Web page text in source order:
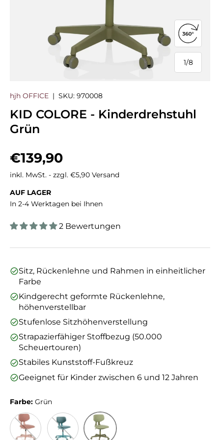
1/
von
8
360°-
hjh OFFICE | SKU: 970008
KID COLORE - Kinderdrehstuhl
Grün
Normaler Preis
€139,90
inkl. MwSt. - zzgl. €5,90 Versand
AUF LAGER
In 2-4 Werktagen bei Ihnen
2 Bewertungen
Sitz, Rückenlehne und Rahmen in einheitlicher
Farbe
Kindgerecht geformte Rückenlehne,
höhenverstellbar
Stufenlose Sitzhöhenverstellung
Strapazierfähiger Stoffbezug (50.000
Scheuertouren)
Stabiles Kunststoff-Fußkreuz
Geeignet für Kinder zwischen 6 und 12 Jahren
Farbe: Grün